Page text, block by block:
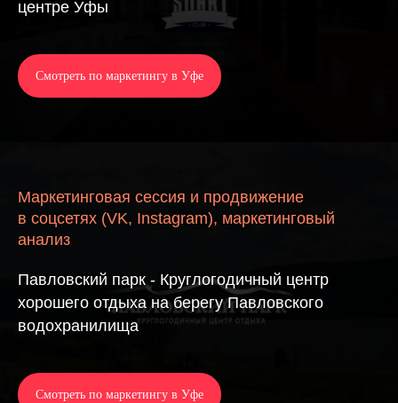
центре Уфы
Смотреть по маркетингу в Уфе
Маркетинговая сессия и продвижение
в соцсетях (VK, Instagram), маркетинговый
анализ
Павловский парк - Круглогодичный центр
хорошего отдыха на берегу Павловского
водохранилища
Смотреть по маркетингу в Уфе